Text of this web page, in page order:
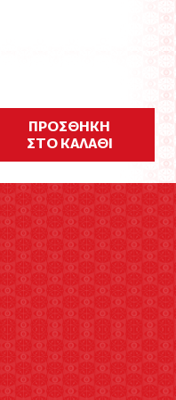
ΠΡΟΣΘΗΚΗ
ΣΤΟ ΚΑΛΑΘΙ